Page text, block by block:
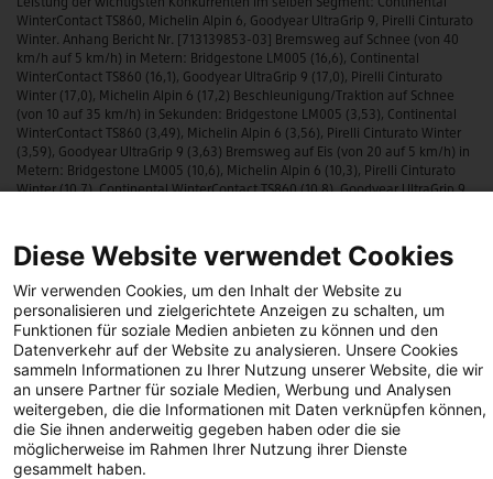
WinterContact TS860, Michelin Alpin 6, Goodyear UltraGrip 9, Pirelli Cinturato
Winter. Anhang Bericht Nr. [713139853-03] Bremsweg auf Schnee (von 40
km/h auf 5 km/h) in Metern: Bridgestone LM005 (16,6), Continental
WinterContact TS860 (16,1), Goodyear UltraGrip 9 (17,0), Pirelli Cinturato
Winter (17,0), Michelin Alpin 6 (17,2) Beschleunigung/Traktion auf Schnee
(von 10 auf 35 km/h) in Sekunden: Bridgestone LM005 (3,53), Continental
WinterContact TS860 (3,49), Michelin Alpin 6 (3,56), Pirelli Cinturato Winter
(3,59), Goodyear UltraGrip 9 (3,63) Bremsweg auf Eis (von 20 auf 5 km/h) in
Metern: Bridgestone LM005 (10,6), Michelin Alpin 6 (10,3), Pirelli Cinturato
Winter (10,7), Continental WinterContact TS860 (10,8), Goodyear UltraGrip 9
(30,0), Pirelli Cinturato Winter (30,3), Michelin Alpin 6 (30,7) Seitliche
Haftungsstabilität bei Nässe (Kurvenfahrt) in Metern/Quadratsekunde:
Bridgestone LM005 (6,53), Continental WinterContact TS860 (6,34),
Goodyear UltraGrip 9 (6,30), Pirelli Cinturato Winter (6,23), Michelin Alpin 6
(6,18); Bericht-Nr.: [713139853-03] http://LM005-tuev.de.
Diese Website verwendet Cookies
Wir verwenden Cookies, um den Inhalt der Website zu
personalisieren und zielgerichtete Anzeigen zu schalten, um
Funktionen für soziale Medien anbieten zu können und den
Datenverkehr auf der Website zu analysieren. Unsere Cookies
sammeln Informationen zu Ihrer Nutzung unserer Website, die wir
an unsere Partner für soziale Medien, Werbung und Analysen
weitergeben, die die Informationen mit Daten verknüpfen können,
die Sie ihnen anderweitig gegeben haben oder die sie
möglicherweise im Rahmen Ihrer Nutzung ihrer Dienste
gesammelt haben.